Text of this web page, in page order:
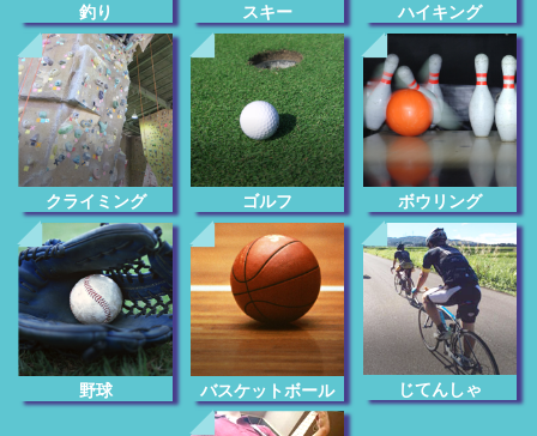
釣り スキー ハイキング
クライミング ゴルフ ボウリング
野球 バスケットボール じてんしゃ